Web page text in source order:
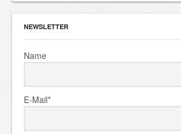
NEWSLETTER
Name
E-Mail*